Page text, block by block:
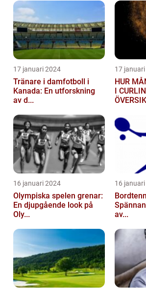
17 januari 2024
Tränare i damfotboll i
Kanada: En utforskning
av d...
17
HUR
I
16 januari 2024
Olympiska spelen grenar:
En djupgående look på
Oly...
16
av...